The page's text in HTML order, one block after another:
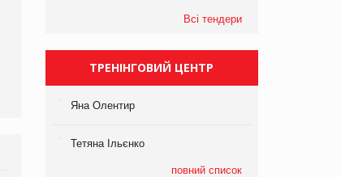
виробництва
компанії «УкраМарин»
Всі тендери
ТРЕНІНГОВИЙ ЦЕНТР
Яна Олентир
Тетяна Ільєнко
повний список